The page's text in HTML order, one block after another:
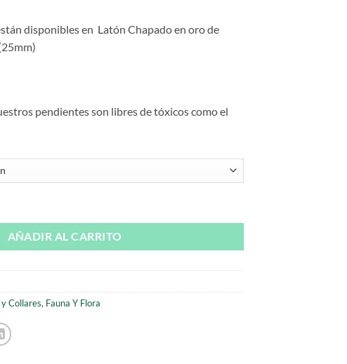
disponibles en Latón Chapado en oro de
pendientes son libres de tóxicos como el
AÑADIR AL CARRITO
Collares, Fauna Y Flora